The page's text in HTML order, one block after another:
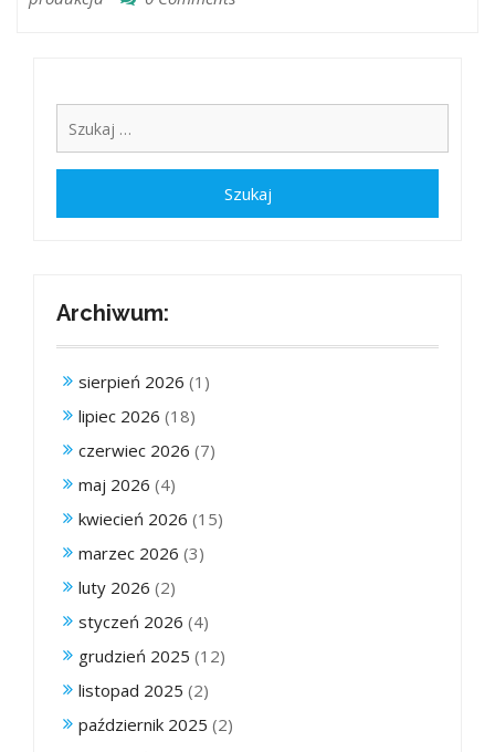
Archiwum:
sierpień 2026 (1)
lipiec 2026 (18)
czerwiec 2026 (7)
maj 2026 (4)
kwiecień 2026 (15)
marzec 2026 (3)
luty 2026 (2)
styczeń 2026 (4)
grudzień 2025 (12)
listopad 2025 (2)
październik 2025 (2)